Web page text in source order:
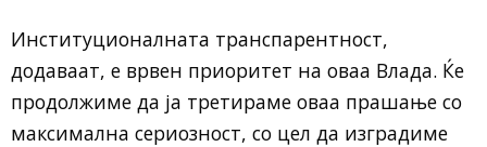
Институционалната транспарентност,
додаваат, е врвен приоритет на оваа Влада. Ќе
продолжиме да ја третираме оваа прашање со
максимална сериозност, со цел да изградиме